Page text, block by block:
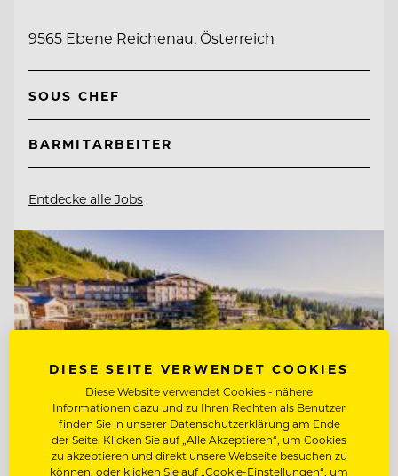
9565 Ebene Reichenau, Österreich
SOUS CHEF
BARMITARBEITER
Entdecke alle Jobs
DIESE SEITE VERWENDET COOKIES
Diese Website verwendet Cookies - nähere
Informationen dazu und zu Ihren Rechten als Benutzer
finden Sie in unserer Datenschutzerklärung am Ende
der Seite. Klicken Sie auf „Alle Akzeptieren“, um Cookies
zu akzeptieren und direkt unsere Webseite besuchen zu
können, oder klicken Sie auf „Cookie-Einstellungen“, um